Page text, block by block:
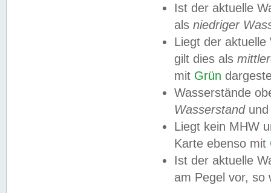
Ist der aktuelle
als niedriger
Liegt der
gilt dies als
mit Grün
Wasserstände
Wasserstandund
Liegt kein MHW
Karte ebenso mit
Ist der aktuelle
am Pegel vor,